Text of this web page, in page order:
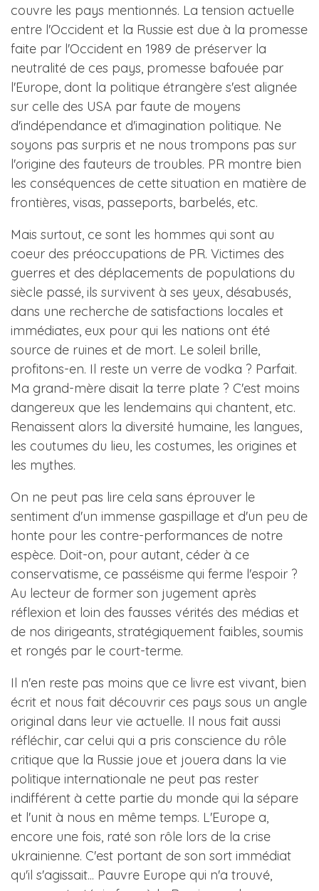
couvre les pays mentionnés. La tension actuelle
entre l'Occident et la Russie est due à la promesse
faite par l'Occident en 1989 de préserver la
neutralité de ces pays, promesse bafouée par
l'Europe, dont la politique étrangère s'est alignée
sur celle des USA par faute de moyens
d'indépendance et d'imagination politique. Ne
soyons pas surpris et ne nous trompons pas sur
l'origine des fauteurs de troubles. PR montre bien
les conséquences de cette situation en matière de
frontières, visas, passeports, barbelés, etc.
Mais surtout, ce sont les hommes qui sont au
coeur des préoccupations de PR. Victimes des
guerres et des déplacements de populations du
siècle passé, ils survivent à ses yeux, désabusés,
dans une recherche de satisfactions locales et
immédiates, eux pour qui les nations ont été
source de ruines et de mort. Le soleil brille,
profitons-en. Il reste un verre de vodka ? Parfait.
Ma grand-mère disait la terre plate ? C'est moins
dangereux que les lendemains qui chantent, etc.
Renaissent alors la diversité humaine, les langues,
les coutumes du lieu, les costumes, les origines et
les mythes.
On ne peut pas lire cela sans éprouver le
sentiment d'un immense gaspillage et d'un peu de
honte pour les contre-performances de notre
espèce. Doit-on, pour autant, céder à ce
conservatisme, ce passéisme qui ferme l'espoir ?
Au lecteur de former son jugement après
réflexion et loin des fausses vérités des médias et
de nos dirigeants, stratégiquement faibles, soumis
et rongés par le court-terme.
Il n'en reste pas moins que ce livre est vivant, bien
écrit et nous fait découvrir ces pays sous un angle
original dans leur vie actuelle. Il nous fait aussi
réfléchir, car celui qui a pris conscience du rôle
critique que la Russie joue et jouera dans la vie
politique internationale ne peut pas rester
indifférent à cette partie du monde qui la sépare
et l'unit à nous en même temps. L'Europe a,
encore une fois, raté son rôle lors de la crise
ukrainienne. C'est portant de son sort immédiat
qu'il s'agissait... Pauvre Europe qui n'a trouvé,